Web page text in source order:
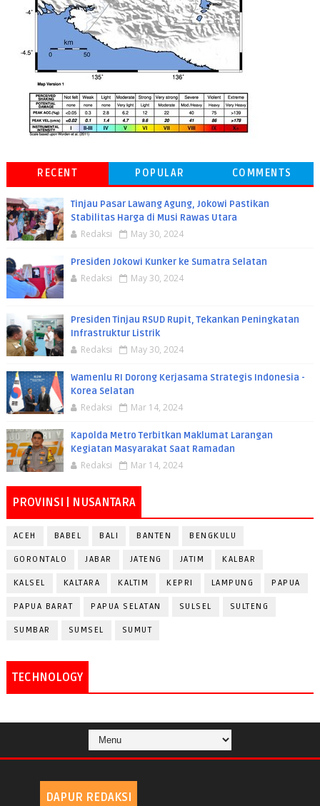
RECENT POPULAR COMMENTS
Tinjau Pasar Lawang Agung, Jokowi Pastikan
Stabilitas Harga di Musi Rawas Utara
Redaksi May 30, 2024
Presiden Jokowi Kunker ke Sumatra Selatan
Redaksi May 30, 2024
Presiden Tinjau RSUD Rupit, Tekankan Peningkatan
Infrastruktur Listrik
Redaksi May 30, 2024
Wamenlu RI Dorong Kerjasama Strategis Indonesia -
Korea Selatan
Redaksi Mar 14, 2024
Kapolda Metro Terbitkan Maklumat Larangan
Kegiatan Masyarakat Saat Ramadan
Redaksi Mar 14, 2024
PROVINSI | NUSANTARA
ACEH BABEL BALI BANTEN BENGKULU
GORONTALO JABAR JATENG JATIM KALBAR
KALSEL KALTARA KALTIM KEPRI LAMPUNG PAPUA
PAPUA BARAT PAPUA SELATAN SULSEL SULTENG
SUMBAR SUMSEL SUMUT
TECHNOLOGY
DAPUR REDAKSI